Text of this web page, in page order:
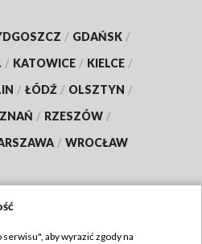
/ GDAŃSK /
/ KATOWICE / KIELCE /
/ ŁÓDŹ / OLSZTYN /
/ RZESZÓW /
/ WROCŁAW
aby wyrazić zgody na